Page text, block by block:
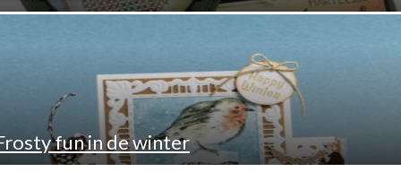
fun in de winter